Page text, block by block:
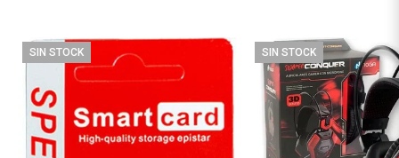
SIN STOCK SIN STOCK